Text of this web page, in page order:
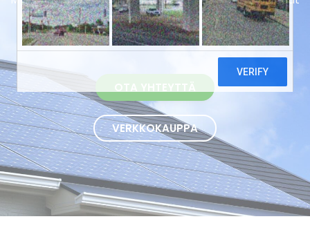
ja energiatehokkaat ilmavesilämpöpumput avaimet
käteen -periaatteella Kirkkonummella.
VERKKOKAUPPA